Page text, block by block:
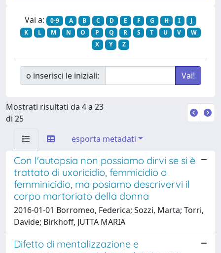
Vai a: 0-9 A B C D E F G H I
J
K
L M N O P Q R S T U V
W
X
Y Z
o inserisci le iniziali:
Mostrati risultati da 4 a 23
di 25
esporta metadati
Con l'autopsia non possiamo dirvi se si è
trattato di uxoricidio, femmicidio o
femminicidio, ma posiamo descrivervi il
corpo martoriato della donna
2016-01-01 Borromeo, Federica; Sozzi, Marta; Torri,
Davide; Birkhoff, JUTTA MARIA
Difetto di mentalizzazione e